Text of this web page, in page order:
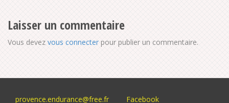
Laisser un commentaire
Vous devez vous connecter pour publier un commentaire.
provence.endurance@free.fr Facebook